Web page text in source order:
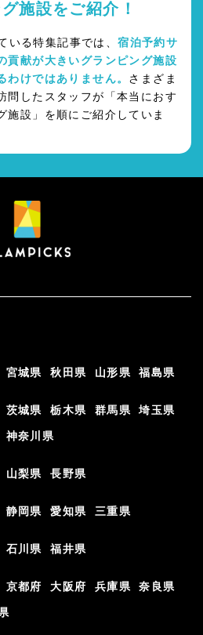
施設をご紹介！
いる特集記事では、宿泊予約サ
貢献が大きいグランピング施設
わけではありません。 さまざま
問したスタッフが「本当におす
施設」を順にご紹介していま
宮城県 秋田県 山形県 福島県
茨城県 栃木県 群馬県 埼玉県
神奈川県
山梨県 長野県
静岡県 愛知県 三重県
石川県 福井県
京都府 大阪府 兵庫県 奈良県